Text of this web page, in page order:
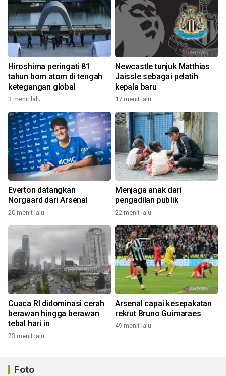
Hiroshima peringati 81
tahun bom atom di tengah
ketegangan global
3 menit lalu
Newcastle tunjuk Matthias
Jaissle sebagai pelatih
kepala baru
17 menit lalu
Everton datangkan
Norgaard dari Arsenal
20 menit lalu
Menjaga anak dari
pengadilan publik
22 menit lalu
Cuaca RI didominasi cerah
berawan hingga berawan
tebal hari in
23 menit lalu
Arsenal capai kesepakatan
rekrut Bruno Guimaraes
49 menit lalu
Foto